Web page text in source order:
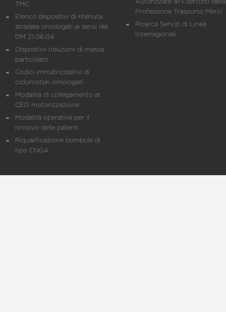
TMC
Elenco dispositivi di ritenuta
stradale omologati ai sensi del
DM 21.06.04
Dispositivi riduzioni di massa
particolato
Codici immatricolativi di
ciclomotori omologati
Modalità di collegamento al
CED motorizzazione
Modalità operative per il
rinnovo delle patenti
Riqualificazione bombole di
tipo CNG4
Autorizzate all'Esercizio della
Professione Trasporto Merci
Ricerca Servizi di Linea
Interregionali